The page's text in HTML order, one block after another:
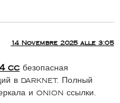
14 Novembre 2025 alle 3:05
cc безопасная
в darknet. Полный
и onion ссылки.